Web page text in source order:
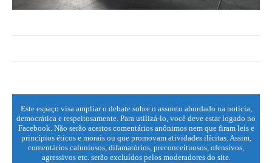
Este espaço visa ampliar o debate sobre o assunto abordado na notícia,
democrática e respeitosamente. Para utilizá-lo, você deve estar logado no
Facebook. Não serão aceitos comentários anônimos nem que firam leis e
princípios éticos e morais ou que promovam atividades ilícitas. Assim,
comentários caluniosos, difamatórios, preconceituosos, ofensivos,
agressivos etc. serão excluídos pelos moderadores do site.